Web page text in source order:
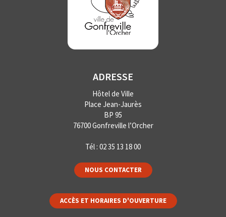
ADRESSE
Hôtel de Ville
Place Jean-Jaurès
BP 95
76700 Gonfreville l’Orcher
Tél : 02 35 13 18 00
NOUS CONTACTER
ACCÈS ET HORAIRES D'OUVERTURE